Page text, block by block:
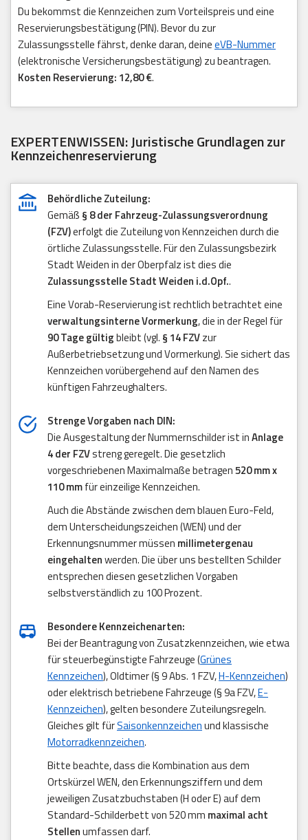
Du bekommst die Kennzeichen zum Vorteilspreis und eine
Reservierungsbestätigung (PIN). Bevor du zur
Zulassungsstelle fährst, denke daran, deineeVB-Nummer
(elektronische Versicherungsbestätigung) zu beantragen.
Kosten Reservierung: 12,80 €.
EXPERTENWISSEN: Juristische Grundlagen zur
Kennzeichenreservierung
Behördliche Zuteilung:
Gemäß § 8 der Fahrzeug-Zulassungsverordnung
(FZV)erfolgt die Zuteilung von Kennzeichen durch die
örtliche Zulassungsstelle. Für den Zulassungsbezirk
Stadt Weiden in der Oberpfalz ist dies die
Zulassungsstelle Stadt Weiden i.d.Opf..
Eine Vorab-Reservierung ist rechtlich betrachtet eine
verwaltungsinterne Vormerkung, die in der Regel für
90 Tage gültigbleibt (vgl. § 14 FZVzur
Außerbetriebsetzung und Vormerkung). Sie sichert das
Kennzeichen vorübergehend auf den Namen des
künftigen Fahrzeughalters.
Strenge Vorgaben nach DIN:
Die Ausgestaltung der Nummernschilder ist inAnlage
4 der FZVstreng geregelt. Die gesetzlich
vorgeschriebenen Maximalmaße betragen520 mm x
110 mmfür einzeilige Kennzeichen.
Auch die Abstände zwischen dem blauen Euro-Feld,
dem Unterscheidungszeichen (WEN) und der
Erkennungsnummer müssen millimetergenau
eingehaltenwerden. Die über uns bestellten Schilder
entsprechen diesen gesetzlichen Vorgaben
selbstverständlich zu 100 Prozent.
Besondere Kennzeichenarten:
Bei der Beantragung von Zusatzkennzeichen, wie etwa
für steuerbegünstigte Fahrzeuge (Grünes
Kennzeichen), Oldtimer (§ 9 Abs. 1 FZV,H-Kennzeichen)
oder elektrisch betriebene Fahrzeuge (§ 9a FZV,E-
Kennzeichen), gelten besondere Zuteilungsregeln.
Gleiches gilt fürSaisonkennzeichenund klassische
Motorradkennzeichen.
Bitte beachte, dass die Kombination aus dem
Ortskürzel WEN, den Erkennungsziffern und dem
jeweiligen Zusatzbuchstaben (H oder E) auf dem
Standard-Schilderbett von 520 mm maximal acht
Stellenumfassen darf.